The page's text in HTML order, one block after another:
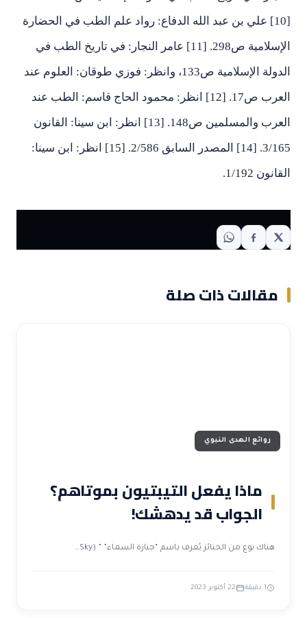
[10] علي بن عبد الله الدفاع: رواد علم الطب في الحضارة
الإسلامية ص298. [11] عامر النجار: في تاريخ الطب في
الدولة الإسلامية ص133، وانظر: فوزي طوقان: العلوم عند
العرب ص17. [12] انظر: محمود الحاج قاسم: الطب عند
العرب والمسلمين ص148. [13] انظر: ابن سينا: القانون
3/165. [14] المصدر السابق 2/586. [15] انظر: ابن سينا:
القانون 1/192.
مقالات ذات صلة
روائع الهدى النبوي
ماذا يفعل التيبتيون بموتاهم؟
الجواب قد يدهشك!
هناك نوع من الجنائز يُعرف باسم “جنازة السماء” ” (Sky…
1 دقيقة 22 أكتوبر 2023